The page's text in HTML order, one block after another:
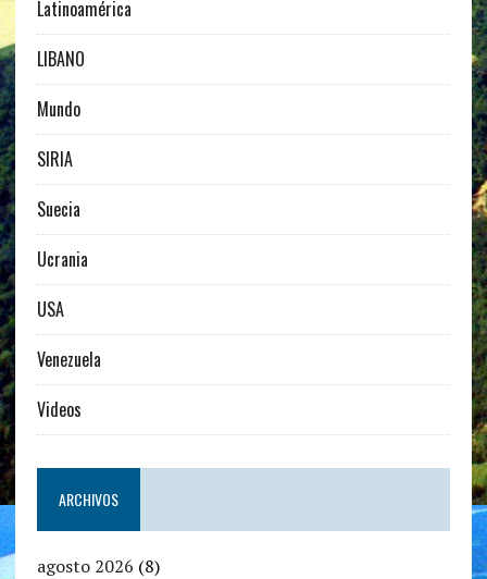
Latinoamérica
LIBANO
Mundo
SIRIA
Suecia
Ucrania
USA
Venezuela
Videos
ARCHIVOS
agosto 2026 (8)